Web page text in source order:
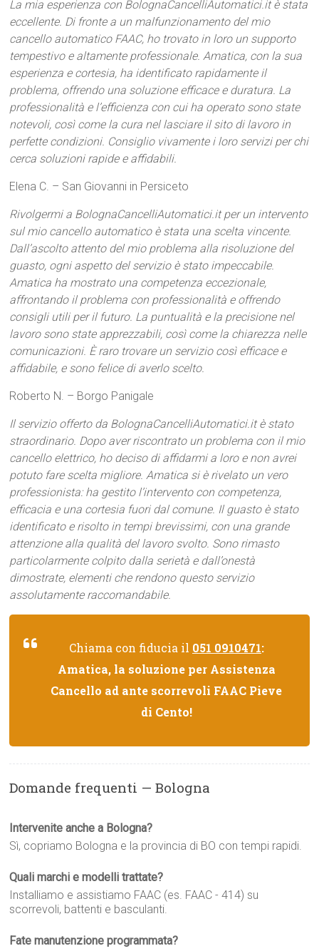
La mia esperienza con BolognaCancelliAutomatici.it è stata
eccellente. Di fronte a un malfunzionamento del mio
cancello automatico FAAC, ho trovato in loro un supporto
tempestivo e altamente professionale. Amatica, con la sua
esperienza e cortesia, ha identificato rapidamente il
problema, offrendo una soluzione efficace e duratura. La
professionalità e l’efficienza con cui ha operato sono state
notevoli, così come la cura nel lasciare il sito di lavoro in
perfette condizioni. Consiglio vivamente i loro servizi per chi
cerca soluzioni rapide e affidabili.
Elena C. – San Giovanni in Persiceto
Rivolgermi a BolognaCancelliAutomatici.it per un intervento
sul mio cancello automatico è stata una scelta vincente.
Dall’ascolto attento del mio problema alla risoluzione del
guasto, ogni aspetto del servizio è stato impeccabile.
Amatica ha mostrato una competenza eccezionale,
affrontando il problema con professionalità e offrendo
consigli utili per il futuro. La puntualità e la precisione nel
lavoro sono state apprezzabili, così come la chiarezza nelle
comunicazioni. È raro trovare un servizio così efficace e
affidabile, e sono felice di averlo scelto.
Roberto N. – Borgo Panigale
Il servizio offerto da BolognaCancelliAutomatici.it è stato
straordinario. Dopo aver riscontrato un problema con il mio
cancello elettrico, ho deciso di affidarmi a loro e non avrei
potuto fare scelta migliore. Amatica si è rivelato un vero
professionista: ha gestito l’intervento con competenza,
efficacia e una cortesia fuori dal comune. Il guasto è stato
identificato e risolto in tempi brevissimi, con una grande
attenzione alla qualità del lavoro svolto. Sono rimasto
particolarmente colpito dalla serietà e dall’onestà
dimostrate, elementi che rendono questo servizio
assolutamente raccomandabile.
Chiama con fiducia il 051 0910471:
Amatica, la soluzione per Assistenza
Cancello ad ante scorrevoli FAAC Pieve
di Cento!
Domande frequenti — Bologna
Intervenite anche a Bologna?
Sì, copriamo Bologna e la provincia di BO con tempi rapidi.
Quali marchi e modelli trattate?
Installiamo e assistiamo FAAC (es. FAAC - 414) su
scorrevoli, battenti e basculanti.
Fate manutenzione programmata?